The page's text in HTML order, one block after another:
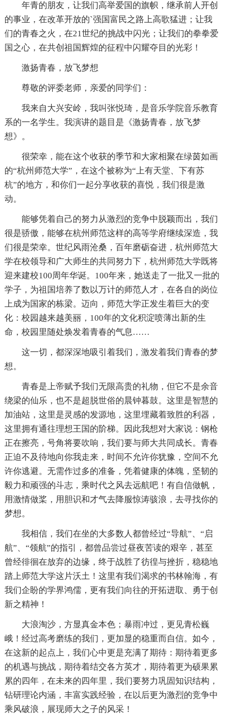
年青的朋友，让我们高举爱国的旗帜，继承前人开创
的事业，在改革开放的`强国富民之路上高歌猛进；让我
们的青春之火，在21世纪的挑战中闪光；让我们的拳拳爱
国之心，在共创祖国辉煌的征程中闪耀夺目的光彩！
激扬青春，放飞梦想
尊敬的评委老师，亲爱的同学们：
我来自大兴安岭，我叫张悦琦，是音乐学院音乐教育
系的一名学生。我演讲的题目是《激扬青春，放飞梦
想》。
很荣幸，能在这个收获的季节和大家相聚在绿茵如画
的“杭州师范大学”，在这个被称为“上有天堂、下有苏
杭”的地方，和你们一起分享收获的喜悦，我们很是激
动。
能够凭着自己的努力从激烈的竞争中脱颖而出，我们
很是骄傲，能够在杭州师范这样的高等学府继续深造，我
们很是荣幸。世纪风雨沧桑，百年磨砺奋进，杭州师范大
学在校领导和广大师生的共同努力下，杭州师范大学既将
迎来建校100周年华诞。100年来，她送走了一批又一批的
学子，为祖国培养了数以万计的师范人才，在各自的岗位
上成为国家的栋梁。迈向，师范大学正发生着巨大的变
化：校园越来越美丽，100年的文化积淀喷薄出新的生
命，校园里随处焕发着青春的气息……
这一切，都深深地吸引着我们，激发着我们青春的梦
想。
青春是上帝赋予我们无限高贵的礼物，但它不是余音
绕梁的仙乐，也不是超脱世俗的晨钟暮鼓。这里是智慧的
加油站，这里是灵感的发源地，这里埋藏着致胜的利器，
这里拥有通往理想王国的阶梯。因此我想对大家说：钢枪
正在擦亮，号角将要吹响，我们要与师大共同成长。青春
正迫不及待地向你我走来，时间不允许你犹豫，空间不允
许你逃避。无需作过多的准备，凭着健康的体魄，坚韧的
毅力和顽强的斗志，乘时代之风去远航吧！有自信做帆，
用激情做桨，用胆识和才气去降服惊涛骇浪，去寻找你的
梦想。
我相信，我们在坐的大多数人都曾经过“导航”、“启
航”、“领航”的指引，都曾品尝过昼夜苦读的艰辛，甚至
曾经徘徊在放弃的边缘，终于战胜了彷徨与挫折，稳稳地
踏上师范大学这片沃土！这里有我们渴求的书林翰海，有
我们企盼的学界鸿儒，更有我们向往的开拓进取、勇于创
新之精神！
大浪淘沙，方显真金本色；暴雨冲过，更见青松巍
峨！经过高考磨练的我们，更加显的稳重而自信。如今，
在这新的起点上，我们心中更是充满了期待：期待着更多
的机遇与挑战，期待着结交各方英才，期待着更为硕果累
累的四年，在未来的四年里，我们要努力巩固知识结构，
钻研理论内涵，丰富实践经验，在以后更为激烈的竞争中
乘风破浪，展现师大之子的风采！